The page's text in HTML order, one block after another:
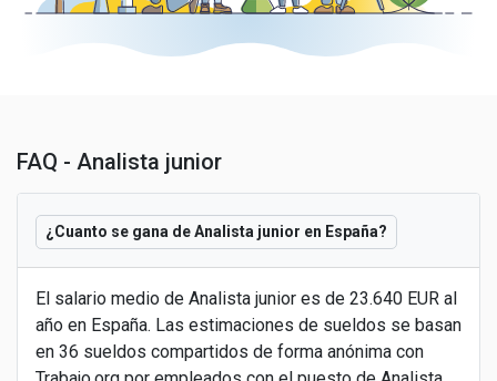
FAQ - Analista junior
¿Cuanto se gana de Analista junior en España?
El salario medio de Analista junior es de 23.640 EUR al
año en España. Las estimaciones de sueldos se basan
en 36 sueldos compartidos de forma anónima con